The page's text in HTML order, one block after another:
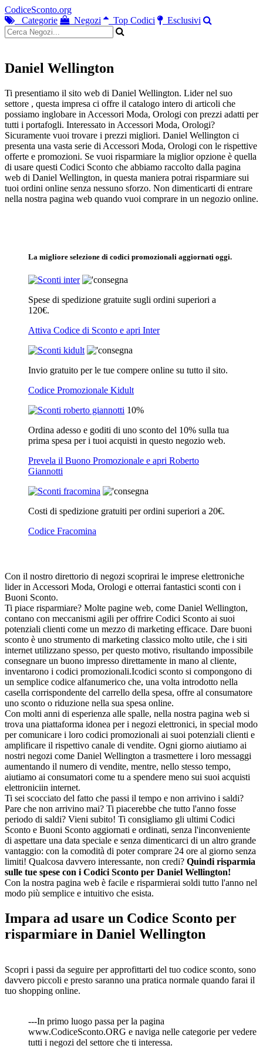
CodiceSconto.org
Categorie
Negozi Top Codici Esclusivi
Daniel Wellington
Ti presentiamo il sito web di Daniel Wellington. Lider nel suo
settore , questa impresa ci offre il catalogo intero di articoli che
possiamo inglobare in Accessori Moda, Orologi con prezzi adatti per
tutti i portafogli. Interessato in Accessori Moda, Orologi?
Sicuramente vuoi trovare i prezzi migliori. Daniel Wellington ci
presenta una vasta serie di Accessori Moda, Orologi con le rispettive
offerte e promozioni. Se vuoi risparmiare la miglior opzione è quella
di usare questi Codici Sconto che abbiamo raccolto dalla pagina
web di Daniel Wellington, in questa maniera potrai risparmiare sui
tuoi ordini online senza nessuno sforzo. Non dimenticarti di entrare
nella nostra pagina web quando vuoi comprare in un negozio online.
La migliore selezione di codici promozionali aggiornati oggi.
Spese di spedizione gratuite sugli ordini superiori a
120€.
Attiva Codice di Sconto e apri Inter
Invio gratuito per le tue compere online su tutto il sito.
Codice Promozionale Kidult
10%
Ordina adesso e goditi di uno sconto del 10% sulla tua
prima spesa per i tuoi acquisti in questo negozio web.
Prevela il Buono Promozionale e apri Roberto
Giannotti
Costi di spedizione gratuiti per ordini superiori a 20€.
Codice Fracomina
Con il nostro direttorio di negozi scoprirai le imprese elettroniche
lider in Accessori Moda, Orologi e otterrai fantastici sconti con i
Buoni Sconto.
Ti piace risparmiare? Molte pagine web, come Daniel Wellington,
contano con meccanismi agili per offrire Codici Sconto ai suoi
potenziali clienti come un mezzo di marketing efficace. Dare buoni
sconto è uno strumento di marketing classico molto utile, che i siti
internet utilizzano spesso, per questo motivo, risultando impossibile
consegnare un buono impresso direttamente in mano al cliente,
inventarono i codici promozionali.Icodici sconto si compongono di
un semplice codice alfanumerico che, una volta introdotto nella
casella corrispondente del carrello della spesa, offre al consumatore
uno sconto o riduzione nella sua spesa online.
Con molti anni di esperienza alle spalle, nella nostra pagina web si
trova una piattaforma idonea per i negozi elettronici, in special modo
per comunicare i loro codici promozionali ai suoi potenziali clienti e
amplificare il rispettivo canale di vendite. Ogni giorno aiutiamo ai
nostri negozi come Daniel Wellington a trasmettere i loro messaggi
aumentando il numero di vendite, mentre, nello stesso tempo,
aiutiamo ai consumatori come tu a spendere meno sui suoi acquisti
elettroniciin internet.
Ti sei scocciato del fatto che passi il tempo e non arrivino i saldi?
Pare che non arrivino mai? Ti piacerebbe che tutto l'anno fosse
periodo di saldi? Vieni subito! Ti consigliamo gli ultimi Codici
Sconto e Buoni Sconto aggiornati e ordinati, senza l'inconveniente
di aspettare una data speciale e senza dimenticarci di un altro grande
vantaggio: con la comodità di poter comprare 24 ore al giorno senza
limiti! Qualcosa davvero interessante, non credi? Quindi risparmia
sulle tue spese con i Codici Sconto per Daniel Wellington!
Con la nostra pagina web è facile e risparmierai soldi tutto l'anno nel
modo più semplice e intuitivo che esista.
Impara ad usare un Codice Sconto per
risparmiare in Daniel Wellington
Scopri i passi da seguire per approfittarti del tuo codice sconto, sono
davvero piccoli e presto saranno una pratica normale quando farai il
tuo shopping online.
---In primo luogo passa per la pagina
www.CodiceSconto.ORG e naviga nelle categorie per vedere
tutti i negozi del settore che ti interessa.